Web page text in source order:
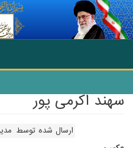
انتقال به محتوای اصلی
سهند اکرمی پور
ارسال شده توسط